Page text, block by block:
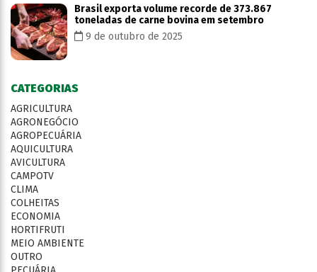
Brasil exporta volume recorde de 373.867
toneladas de carne bovina em setembro
9 de outubro de 2025
CATEGORIAS
AGRICULTURA
AGRONEGÓCIO
AGROPECUÁRIA
AQUICULTURA
AVICULTURA
CAMPOTV
CLIMA
COLHEITAS
ECONOMIA
HORTIFRUTI
MEIO AMBIENTE
OUTRO